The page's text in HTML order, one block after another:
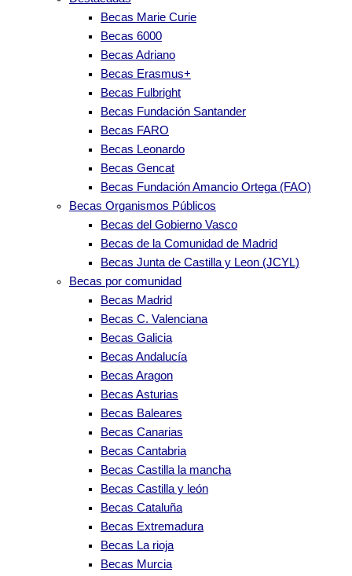
Becas Marie Curie
Becas 6000
Becas Adriano
Becas Erasmus+
Becas Fulbright
Becas Fundación Santander
Becas FARO
Becas Leonardo
Becas Gencat
Becas Fundación Amancio Ortega (FAO)
Becas Organismos Públicos
Becas del Gobierno Vasco
Becas de la Comunidad de Madrid
Becas Junta de Castilla y Leon (JCYL)
Becas por comunidad
Becas Madrid
Becas C. Valenciana
Becas Galicia
Becas Andalucía
Becas Aragon
Becas Asturias
Becas Baleares
Becas Canarias
Becas Cantabria
Becas Castilla la mancha
Becas Castilla y león
Becas Cataluña
Becas Extremadura
Becas La rioja
Becas Murcia